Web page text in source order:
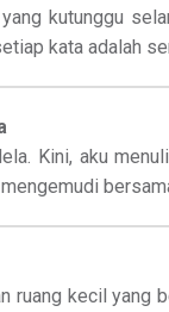
kutunggu
kata adalah
Kini, aku
ruang kecil yang